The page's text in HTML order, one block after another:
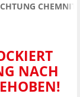
NACH